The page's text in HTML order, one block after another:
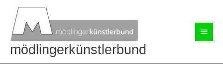
springen
mödlingerkünstlerbund